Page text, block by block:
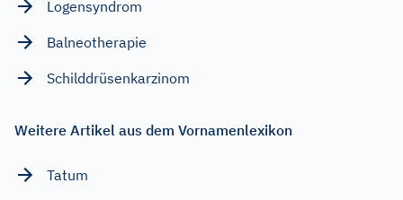
Logensyndrom
Balneotherapie
Schilddrüsenkarzinom
Weitere Artikel aus dem Vornamenlexikon
Tatum